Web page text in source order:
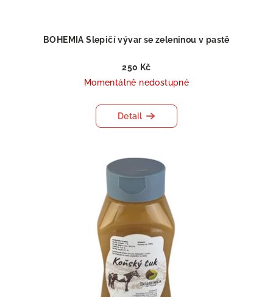
BOHEMIA Slepičí vývar se zeleninou v pastě
250 Kč
Momentálně nedostupné
Detail